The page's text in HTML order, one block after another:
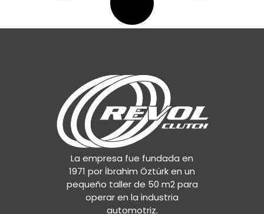
La empresa fue fundada en
1971 por İbrahim Öztürk en un
pequeño taller de 50 m2 para
operar en la industria
automotriz.